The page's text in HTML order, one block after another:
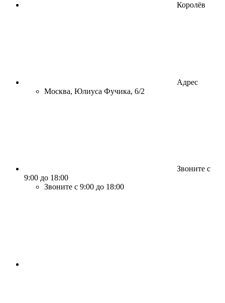
Королёв
Адрес
Москва, Юлиуса Фучика, 6/2
Звоните с
9:00 до 18:00
Звоните с 9:00 до 18:00